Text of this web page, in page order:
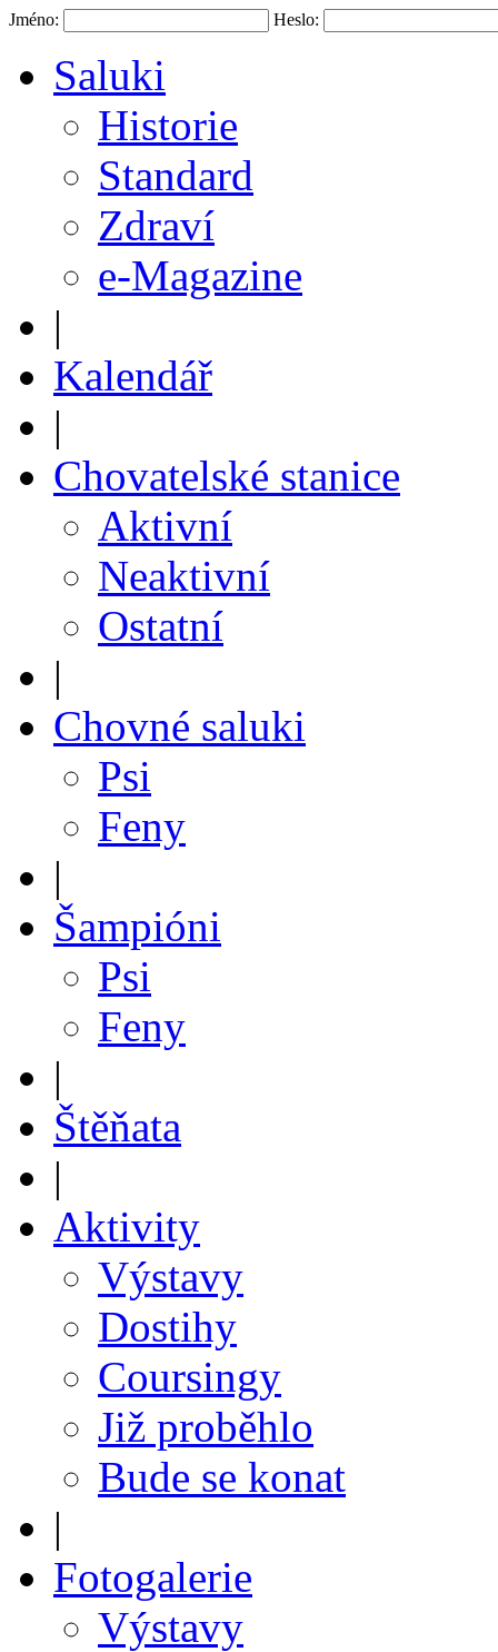
Jméno: Heslo:
Saluki
Historie
Standard
Zdraví
e-Magazine
|
Kalendář
|
Chovatelské stanice
Aktivní
Neaktivní
Ostatní
|
Chovné saluki
Psi
Feny
|
Šampióni
Psi
Feny
|
Štěňata
|
Aktivity
Výstavy
Dostihy
Coursingy
Již proběhlo
Bude se konat
|
Fotogalerie
Výstavy